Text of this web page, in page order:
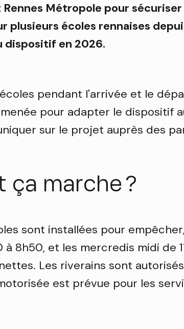
Métropole pour
plusieurs écoles rennaises
dispositif en 2026.
pendant l'arrivée et le
pour adapter le dispositif
sur le projet auprès des
ça marche ?
sont installées pour
8h50, et les mercredis midi de
Les riverains sont
est prévue pour les